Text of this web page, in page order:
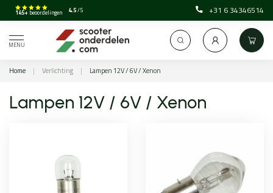
145+ beoordelingen 4.5/5 +31 6 34346514
MENU
Home | Verlichting | Lampen 12V / 6V / Xenon
Lampen 12V / 6V / Xenon